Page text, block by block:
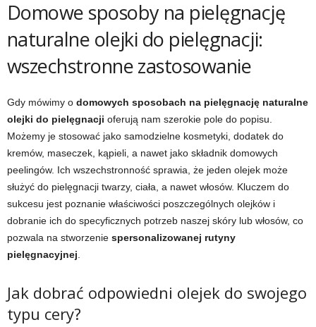
Domowe sposoby na pielęgnację
naturalne olejki do pielęgnacji:
wszechstronne zastosowanie
Gdy mówimy o domowych sposobach na pielęgnację naturalne
olejki do pielęgnacji oferują nam szerokie pole do popisu.
Możemy je stosować jako samodzielne kosmetyki, dodatek do
kremów, maseczek, kąpieli, a nawet jako składnik domowych
peelingów. Ich wszechstronność sprawia, że jeden olejek może
służyć do pielęgnacji twarzy, ciała, a nawet włosów. Kluczem do
sukcesu jest poznanie właściwości poszczególnych olejków i
dobranie ich do specyficznych potrzeb naszej skóry lub włosów, co
pozwala na stworzenie spersonalizowanej rutyny
pielęgnacyjnej
Jak dobrać odpowiedni olejek do swojego
typu cery?